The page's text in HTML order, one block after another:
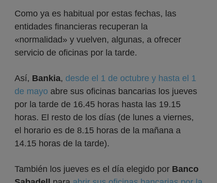
Como ya es habitual por estas fechas, las
entidades financieras recuperan la
«normalidad» y vuelven, algunas, a ofrecer
servicio de oficinas por la tarde.
Así, Bankia, desde el 1 de octubre y hasta el 1
de mayo abre sus oficinas bancarias los jueves
por la tarde de 16.45 horas hasta las 19.15
horas. El resto de los días (de lunes a viernes,
el horario es de 8.15 horas de la mañana a
14.15 horas de la tarde).
También los jueves es el día elegido por Banco